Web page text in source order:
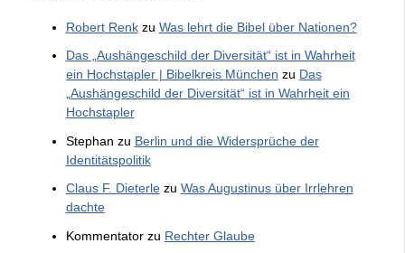
Robert Renkzu Was lehrt die Bibel über Nationen?
Das „Aushängeschild der Diversität“ ist in Wahrheit
ein Hochstapler | Bibelkreis München zu Das
„Aushängeschild der Diversität“ ist in Wahrheit ein
Hochstapler
Stephan zu Berlin und die Widersprüche der
Identitätspolitik
Claus F. Dieterlezu Was Augustinus über Irrlehren
dachte
Kommentatorzu Rechter Glaube